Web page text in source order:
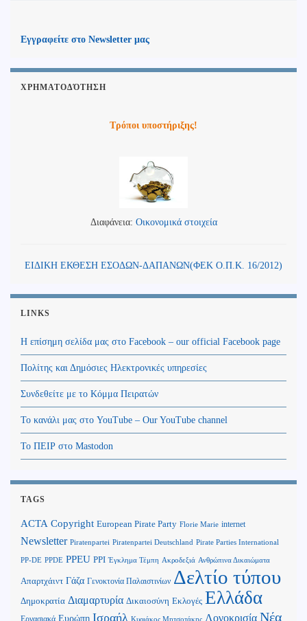
Εγγραφείτε στο Newsletter μας
ΧΡΗΜΑΤΟΔΌΤΗΣΗ
Τρόποι υποστήριξης!
Διαφάνεια: Οικονομικά στοιχεία
ΕΙΔΙΚΗ ΕΚΘΕΣΗ ΕΣΟΔΩΝ-ΔΑΠΑΝΩΝ(ΦΕΚ Ο.Π.Κ. 16/2012)
LINKS
Η επίσημη σελίδα μας στο Facebook – our official Facebook page
Πολίτης και Δημόσιες Ηλεκτρονικές υπηρεσίες
Συνδεθείτε με το Κόμμα Πειρατών
Το κανάλι μας στο YouTube – Our YouTube channel
Το ΠΕΙΡ στο Mastodon
TAGS
ACTA Copyright European Pirate Party Florie Marie internet
Newsletter Piratenpartei Piratenpartei Deutschland Pirate Parties International
PP-DE PPDE PPEU PPI Έγκλημα Τέμπη Ακροδεξιά Ανθρώπινα Δικαιώματα
Απαρτχάιντ Γάζα Γενοκτονία Παλαιστινίων Δελτίο τύπου
Δημοκρατία Διαμαρτυρία Δικαιοσύνη Εκλογές Ελλάδα
Εργασιακά Ευρώπη Ισραήλ Κυριάκος Μητσοτάκης Λογοκρισία Νέα